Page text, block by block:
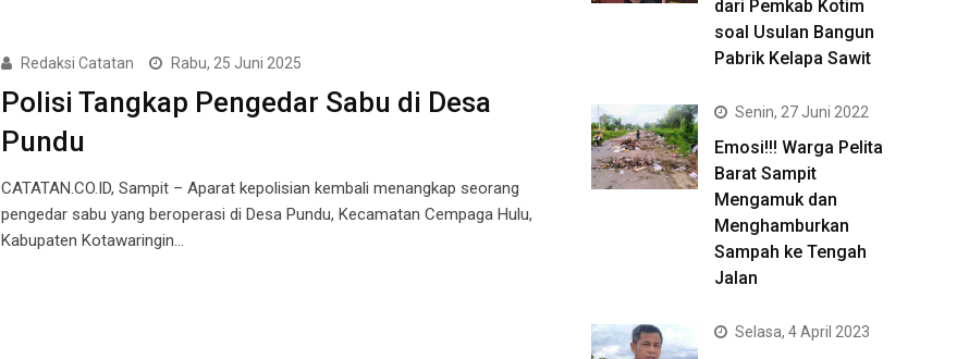
Redaksi Catatan Rabu, 25 Juni 2025
Polisi Tangkap Pengedar Sabu di Desa
Pundu
CATATAN.CO.ID, Sampit – Aparat kepolisian kembali menangkap seorang
pengedar sabu yang beroperasi di Desa Pundu, Kecamatan Cempaga Hulu,
Kabupaten Kotawaringin…
dari Pemkab Kotim
soal Usulan Bangun
Pabrik Kelapa Sawit
Senin, 27 Juni 2022
Emosi!!! Warga Pelita
Barat Sampit
Mengamuk dan
Menghamburkan
Sampah ke Tengah
Jalan
Selasa, 4 April 2023